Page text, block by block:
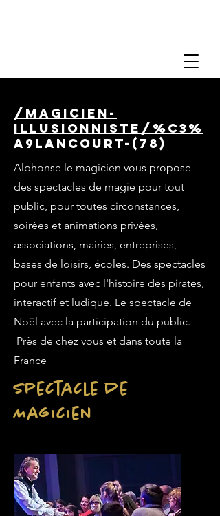
/magicien-
illusionniste/%C3%
A9lancourt-(78)
Alphonse le magicien vous propose
des spectacles de magie pour tout
public, pour toutes circonstances,
soirées et animations privées,
associations, mairies, entreprises,
bases de loisirs, écoles. Des spectacles
pour enfants avec l'histoire des pirates,
interactif et ludique. Le spectacle de
Noël avec la participation du public.
Près de chez vous et dans toute la
France
Spectacle de
Magicien